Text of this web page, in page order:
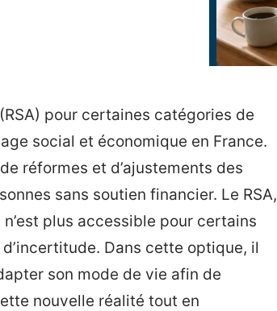
pour certaines catégories de
social et économique en France.
réformes et d’ajustements des
sans soutien financier. Le RSA,
plus accessible pour certains
Dans cette optique, il
son mode de vie afin de
nouvelle réalité tout en